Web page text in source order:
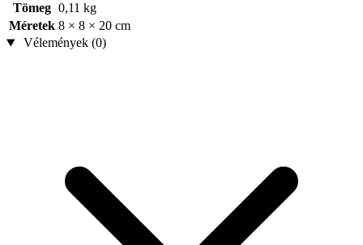
Tömeg 0,11 kg
Méretek 8 × 8 × 20 cm
Vélemények (0)